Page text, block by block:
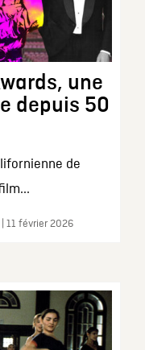
une
depuis 50
de
11 février 2026